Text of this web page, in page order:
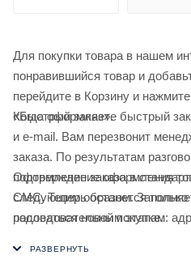
Для покупки товара в нашем
понравившийся товар и
перейдите в Корзину и
«Быстрый заказ».
Когда оформляете быстрый
и e-mail. Вам перезвонит
заказа. По результатам
подтверждение оформления
СМС. Теперь останется только
радоваться новой покупке.
Оформление заказа в
следующим образом.
последовательным этапам: